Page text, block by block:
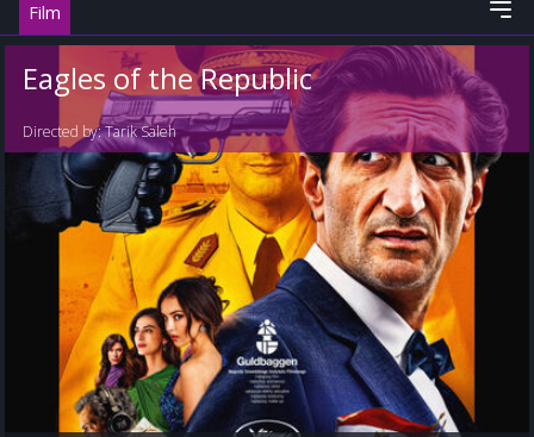
Film
Eagles of the Republic
Directed by:Tarik Saleh